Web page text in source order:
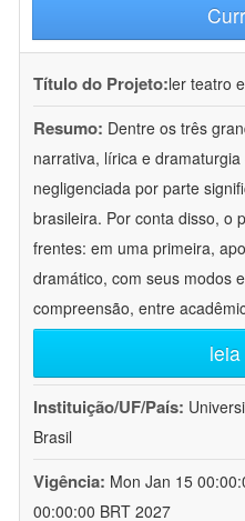
Título do Projeto:ler teatro
Resumo: Dentre os três
narrativa, lírica e
negligenciada por parte
brasileira. Por conta disso, o
frentes: em uma primeira,
dramático, com seus modos
compreensão, entre
Instituição/UF/País:
Brasil
Vigência: Mon Jan 15
00:00:00 BRT 2027